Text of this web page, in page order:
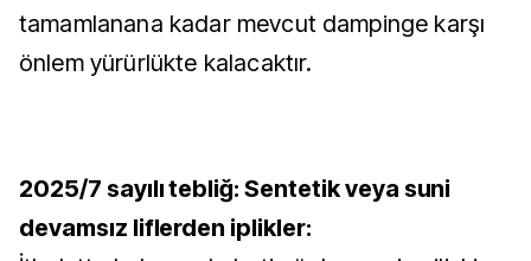
tamamlanana kadar mevcut dampinge karşı
önlem yürürlükte kalacaktır.
2025/7 sayılı tebliğ: Sentetik veya suni
devamsız liflerden iplikler: